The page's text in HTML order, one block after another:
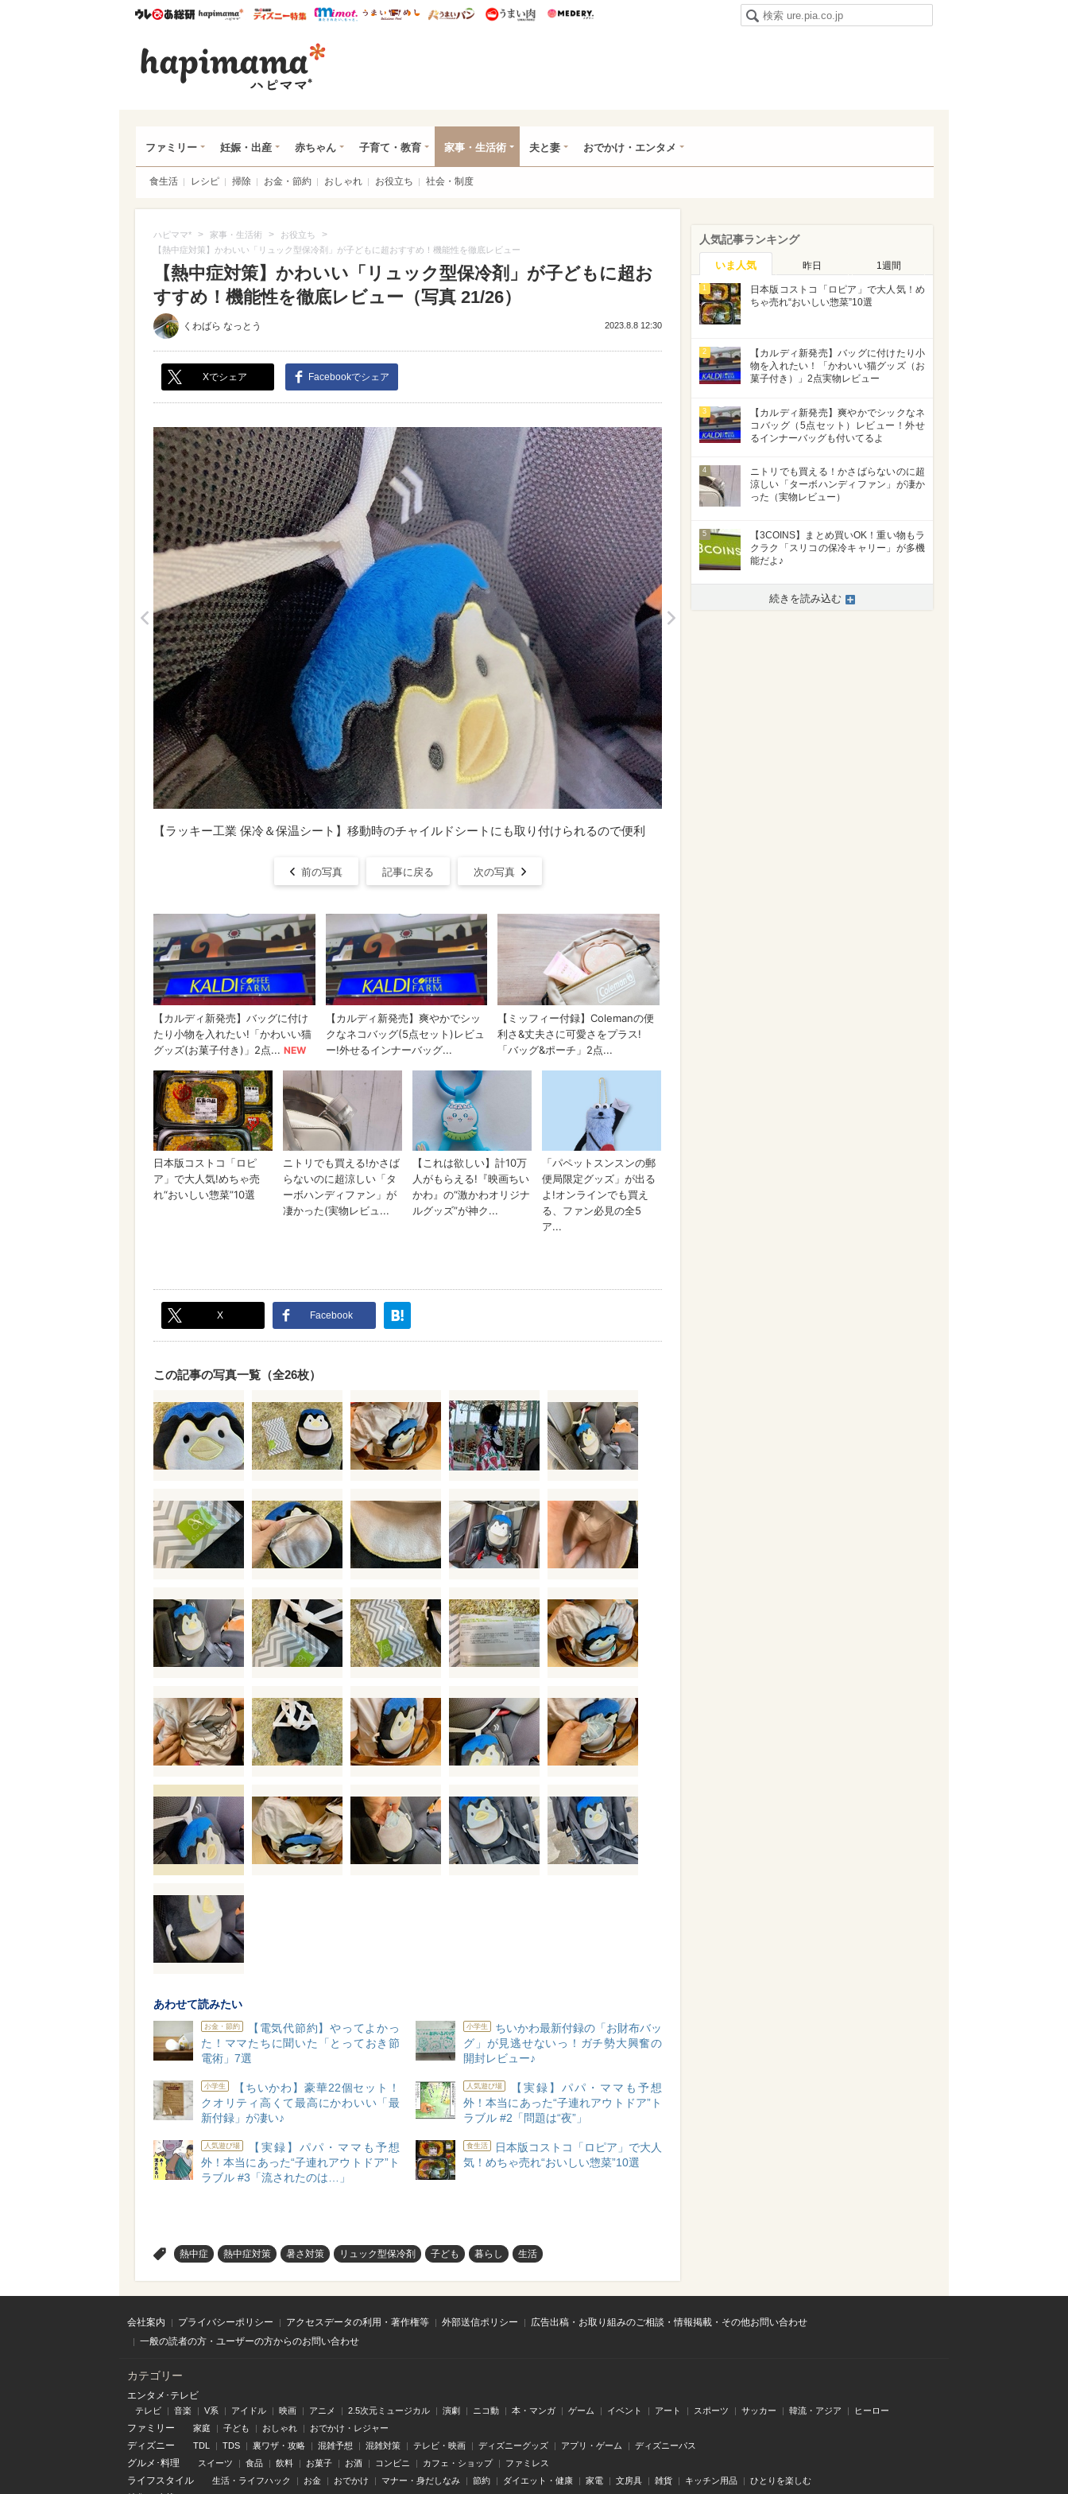
ウレぴあ総研ハピママ* ウレぴあ総研 ディズニー特集
mimot. うまいめし うまいパン うまい肉
ファミリー 妊娠・出産 赤ちゃん 子育て・教育 家事・生活術 夫と妻 おでかけ・エンタメ
食生活 レシピ 掃除 お金・節約 おしゃれ お役立ち 社会・制度
ハピママ* > 家事・生活術 > お役立ち >
【熱中症対策】かわいい「リュック型保冷剤」が子どもに超おすすめ！機能性を徹底レビュー
【熱中症対策】かわいい「リュック型保冷剤」が子どもに超お
すすめ！機能性を徹底レビュー（写真 21/26）
くわばら なっとう 2023.8.8 12:30
Xでシェア Facebookでシェア
【ラッキー工業 保冷＆保温シート】移動時のチャイルドシートにも取り付けられるので便利
前の写真 記事に戻る 次の写真
X Facebook
この記事の写真一覧（全26枚）
あわせて読みたい
お金・節約
【電気代節約】やってよかっ
た！ママたちに聞いた「とっておき節
電術」7選
小学生
ちいかわ最新付録の「お財布バッ
グ」が見逃せないっ！ガチ勢大興奮の
開封レビュー♪
小学生
【ちいかわ】豪華22個セット！
クオリティ高くて最高にかわいい「最
新付録」が凄い♪
人気遊び場
【実録】パパ・ママも予想
外！本当にあった“子連れアウトドア”ト
ラブル #2「問題は“夜”」
人気遊び場
【実録】パパ・ママも予想
外！本当にあった“子連れアウトドア”ト
ラブル #3「流されたのは…」
食生活
日本版コストコ「ロピア」で大人
気！めちゃ売れ“おいしい惣菜”10選
熱中症 熱中症対策 暑さ対策 リュック型保冷剤 子ども 暮らし 生活
人気記事ランキング
いま人気 昨日 1週間
1
日本版コストコ「ロピア」で大人気！め
ちゃ売れ“おいしい惣菜”10選
2
【カルディ新発売】バッグに付けたり小
物を入れたい！「かわいい猫グッズ（お
菓子付き）」2点実物レビュー
3
【カルディ新発売】爽やかでシックなネ
コバッグ（5点セット）レビュー！外せ
るインナーバッグも付いてるよ
4
ニトリでも買える！かさばらないのに超
涼しい「ターボハンディファン」が凄か
った（実物レビュー）
5
【3COINS】まとめ買いOK！重い物もラ
クラク「スリコの保冷キャリー」が多機
能だよ♪
続きを読み込む
会社案内 プライバシーポリシー アクセスデータの利用・著作権等 外部送信ポリシー
広告出稿・お取り組みのご相談・情報掲載・その他お問い合わせ
一般の読者の方・ユーザーの方からのお問い合わせ
カテゴリー
エンタメ･テレビ
テレビ 音楽 V系 アイドル 映画 アニメ 2.5次元ミュージカル 演劇 ニコ動 本・マンガ ゲーム イベント アート スポーツ サッカー 韓流・アジア ヒーロー
ファミリー 家庭 子ども おしゃれ おでかけ・レジャー
ディズニー TDL TDS 裏ワザ・攻略 混雑予想 混雑対策 テレビ・映画 ディズニーグッズ アプリ・ゲーム ディズニーパス
グルメ･料理 スイーツ 食品 飲料 お菓子 お酒 コンビニ カフェ・ショップ ファミレス
ライフスタイル 生活・ライフハック お金 おでかけ マナー・身だしなみ 節約 ダイエット・健康 家電 文房具 雑貨 キッチン用品 ひとりを楽しむ